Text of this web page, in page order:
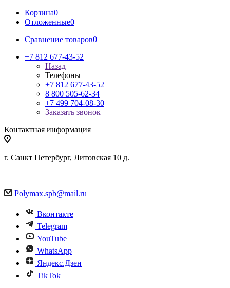
Корзина0
Отложенные0
Сравнение товаров0
+7 812 677-43-52
Назад
Телефоны
+7 812 677-43-52
8 800 505-62-34
+7 499 704-08-30
Заказать звонок
Контактная информация
г. Санкт Петербург, Литовская 10 д.
Polymax.spb@mail.ru
Вконтакте
Telegram
YouTube
WhatsApp
Яндекс.Дзен
TikTok